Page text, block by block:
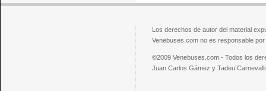
Los derechos de autor del material
Venebuses.com no es responsable
©2009 Venebuses.com - Todos los
Juan Carlos Gámez y Tadeu Carnevalli